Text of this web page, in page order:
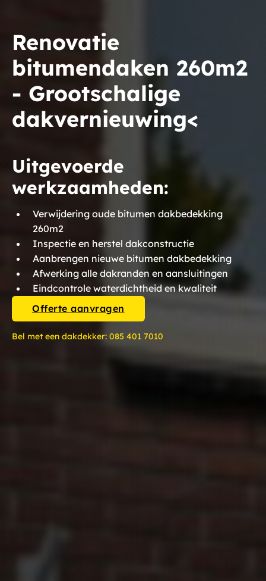
Renovatie
bitumendaken 260m2
- Grootschalige
dakvernieuwing<
Uitgevoerde
werkzaamheden:
Verwijdering oude bitumen dakbedekking
260m2
Inspectie en herstel dakconstructie
Aanbrengen nieuwe bitumen dakbedekking
Afwerking alle dakranden en aansluitingen
Eindcontrole waterdichtheid en kwaliteit
Offerte aanvragen
Bel met een dakdekker: 085 401 7010